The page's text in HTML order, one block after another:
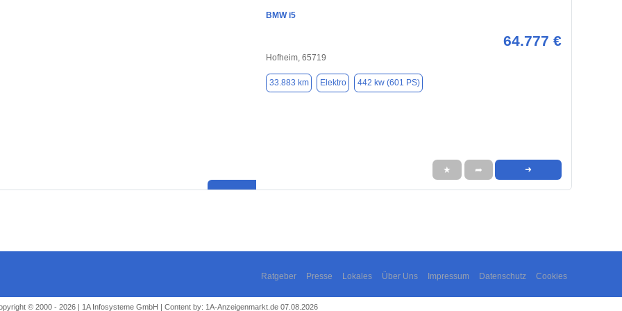
BMW i5
64.777 €
Hofheim, 65719
33.883 km Elektro 442 kw (601 PS)
★ ➦ ➜
Ratgeber Presse Lokales Über Uns Impressum Datenschutz Cookies
© 2000 - 2026 | 1A Infosysteme GmbH | Content by: 1A-Anzeigenmarkt.de 07.08.2026